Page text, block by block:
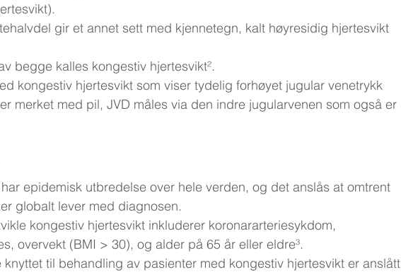
gir et annet sett med kjennetegn, kalt høyresidig hjertesvikt
begge kalles kongestiv hjertesvikt².
kongestiv hjertesvikt som viser tydelig forhøyet jugular venetrykk
merket med pil, JVD måles via den indre jugularvenen som også er
epidemisk utbredelse over hele verden, og det anslås at omtrent
globalt lever med diagnosen.
kongestiv hjertesvikt inkluderer koronararteriesykdom,
overvekt (BMI > 30), og alder på 65 år eller eldre³.
knyttet til behandling av pasienter med kongestiv hjertesvikt er anslått